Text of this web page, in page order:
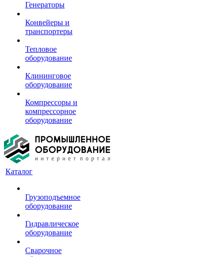
Генераторы
Конвейеры и
транспортеры
Тепловое
оборудование
Клининговое
оборудование
Компрессоры и
компрессорное
оборудование
Каталог
Грузоподъемное
оборудование
Гидравлическое
оборудование
Сварочное